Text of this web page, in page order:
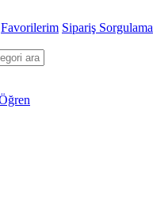
Favorilerim Sipariş Sorgulama